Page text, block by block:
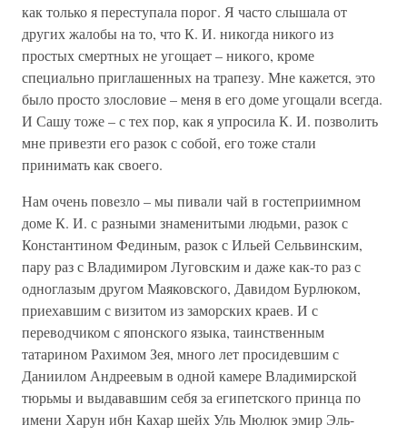
как только я переступала порог. Я часто слышала от
других жалобы на то, что К. И. никогда никого из
простых смертных не угощает – никого, кроме
специально приглашенных на трапезу. Мне кажется, это
было просто злословие – меня в его доме угощали всегда.
И Сашу тоже – с тех пор, как я упросила К. И. позволить
мне привезти его разок с собой, его тоже стали
принимать как своего.
Нам очень повезло – мы пивали чай в гостеприимном
доме К. И. с разными знаменитыми людьми, разок с
Константином Фединым, разок с Ильей Сельвинским,
пару раз с Владимиром Луговским и даже как-то раз с
одноглазым другом Маяковского, Давидом Бурлюком,
приехавшим с визитом из заморских краев. И с
переводчиком с японского языка, таинственным
татарином Рахимом Зея, много лет просидевшим с
Даниилом Андреевым в одной камере Владимирской
тюрьмы и выдававшим себя за египетского принца по
имени Харун ибн Кахар шейх Уль Мюлюк эмир Эль-